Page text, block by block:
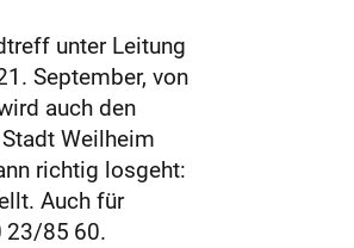
unter Leitung
September, von
auch den
Weilheim
richtig losgeht:
Auch für
23/85 60.